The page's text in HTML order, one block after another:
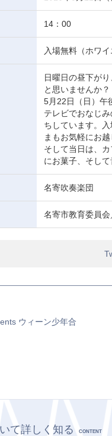
14：00
入場無料（ホワイ
日曜日の昼下が
と思いませんか？
5月22日（日）午
テレビでおなじ
ちしています。
まもお気軽にお越
そして当日は、
にお菓子、そし
名寄吹奏楽団
名寄市教育委員
ウィーン少年合
て詳しく知る CONTENT